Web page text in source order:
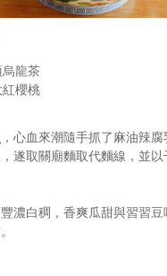
龍茶
櫻桃
，心血來潮隨手抓了麻油辣
遂取關廟麵取代麵線，並
濃白稠，香爽瓜甜與習習